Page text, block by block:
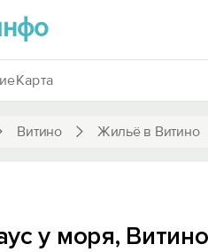
Витино Жильё в Витино
Карта
у моря, Витино